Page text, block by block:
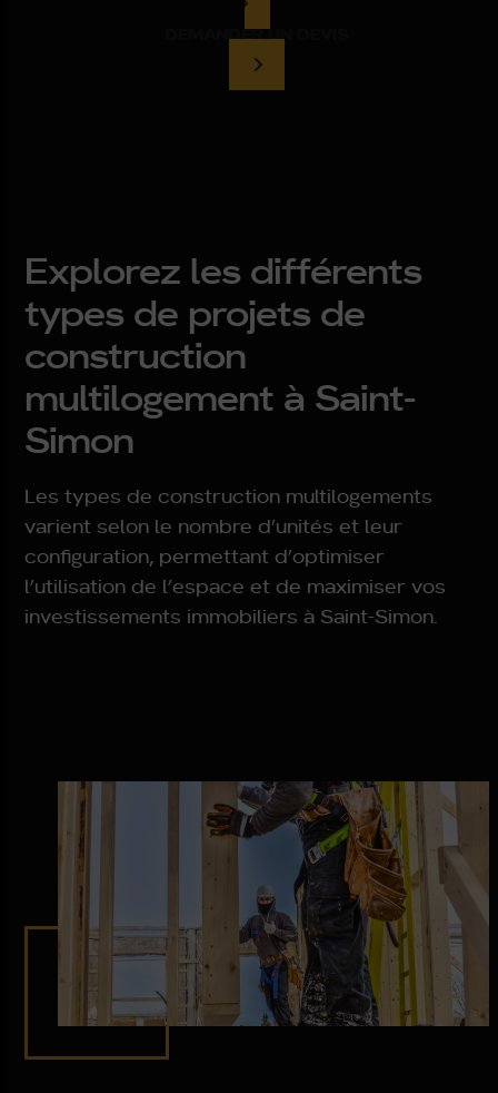
DEMANDER UN DEVIS
Explorez les différents
types de projets de
construction
multilogement à Saint-
Simon
Les types de construction multilogements
varient selon le nombre d’unités et leur
configuration, permettant d’optimiser
l’utilisation de l’espace et de maximiser vos
investissements immobiliers à Saint-Simon.